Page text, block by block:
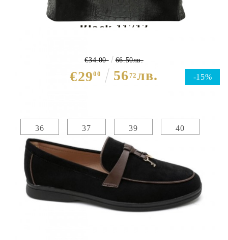
Черни равни мокасини- Amelia
Black 11713
-15%
€2900 5672лв.
€34.00 66.50лв.
36 37 39 40
ЦВЯТ ОСНОВЕН:
ЧЕРЕН
МАТЕРИАЛ ОСНОВЕН:
ЕКО ВЕЛУР
МАТЕРИАЛ ВЪТРЕШНА ЧАСТ:
ЕКО КОЖА
МАТЕРИАЛ СТЕЛКА:
ЕКО КОЖА
ВИСОЧИНА ТОК: